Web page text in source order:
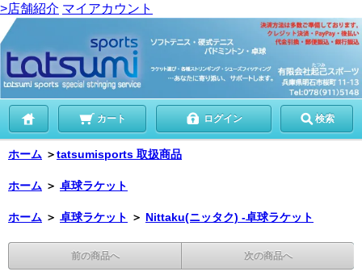
>店舗紹介 マイアカウント
カート ログイン 検索
ホーム ＞tatsumisports 取扱商品
ホーム ＞ 卓球ラケット
ホーム ＞ 卓球ラケット ＞ Nittaku(ニッタク) -卓球ラケット
前の商品へ 次の商品へ